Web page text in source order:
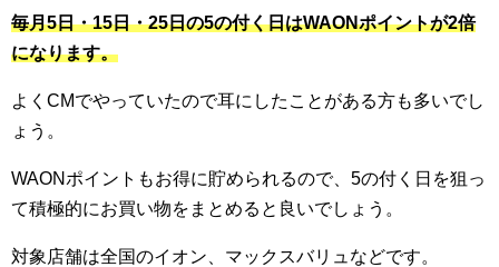
毎月5日・15日・25日の5の付く日はWAONポイントが2倍
になります。
よくCMでやっていたので耳にしたことがある方も多いでし
ょう。
WAONポイントもお得に貯められるので、5の付く日を狙っ
て積極的にお買い物をまとめると良いでしょう。
対象店舗は全国のイオン、マックスバリュなどです。